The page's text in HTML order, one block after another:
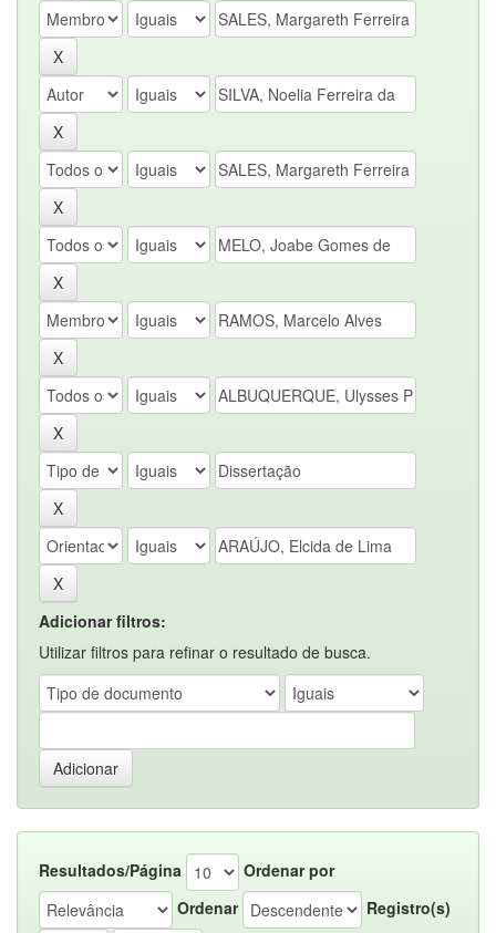
Adicionar filtros:
Utilizar filtros para refinar o resultado de busca.
Resultados/Página
Ordenar por
Ordenar
Registro(s)